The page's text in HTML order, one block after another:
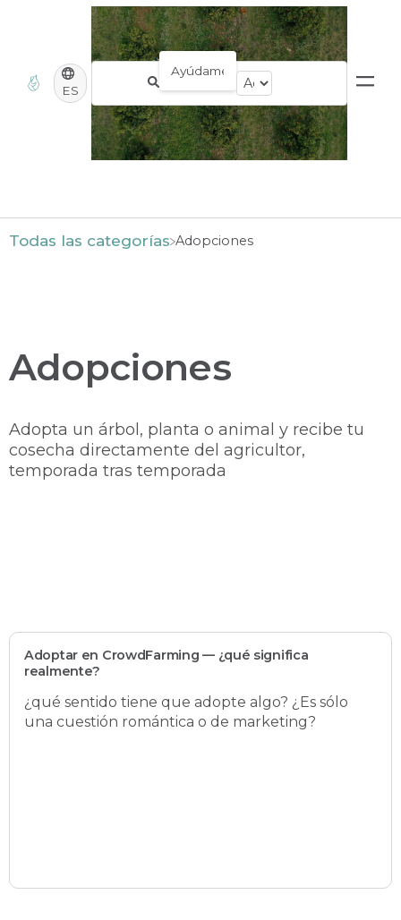
ES
Todas las categorías ​Adopciones
Adopciones
Adopta un árbol, planta o animal y recibe tu
cosecha directamente del agricultor,
temporada tras temporada
Adoptar en CrowdFarming — ¿qué significa
realmente?
¿qué sentido tiene que adopte algo? ¿Es sólo
una cuestión romántica o de marketing?